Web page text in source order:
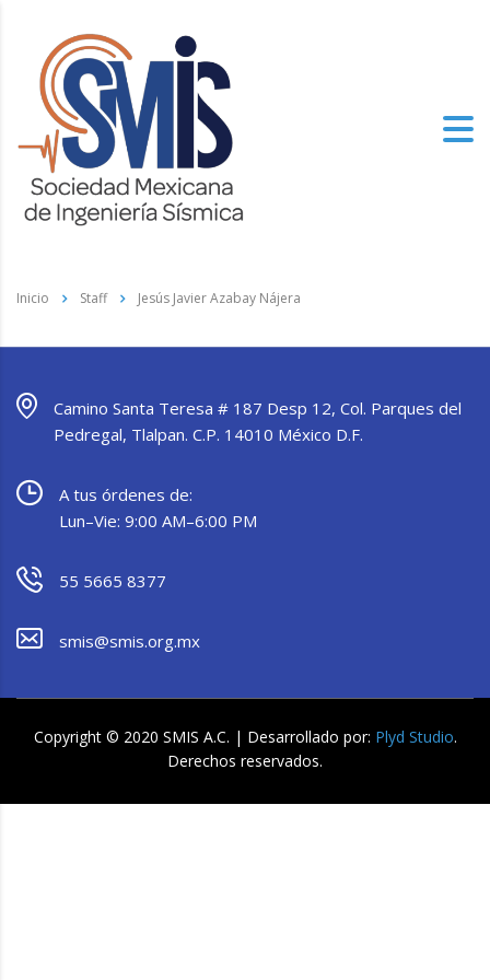
Inicio Staff Jesús Javier Azabay Nájera
Camino Santa Teresa # 187 Desp 12, Col. Parques del
Pedregal, Tlalpan. C.P. 14010 México D.F.
A tus órdenes de:
Lun–Vie: 9:00 AM–6:00 PM
55 5665 8377
smis@smis.org.mx
Copyright © 2020 SMIS A.C. | Desarrollado por: Plyd Studio.
Derechos reservados.